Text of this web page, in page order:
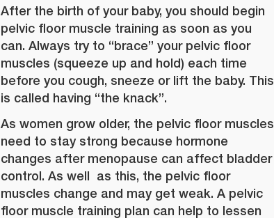
After the birth of your baby, you should begin
pelvic floor muscle training as soon as you
can. Always try to “brace” your pelvic floor
muscles (squeeze up and hold) each time
before you cough, sneeze or lift the baby. This
is called having “the knack”.
As women grow older, the pelvic floor muscles
need to stay strong because hormone
changes after menopause can affect bladder
control. As well as this, the pelvic floor
muscles change and may get weak. A pelvic
floor muscle training plan can help to lessen